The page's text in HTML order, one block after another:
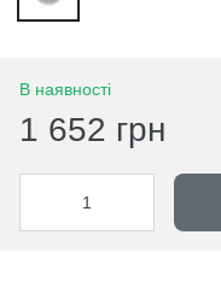
В наявності
1 652 грн